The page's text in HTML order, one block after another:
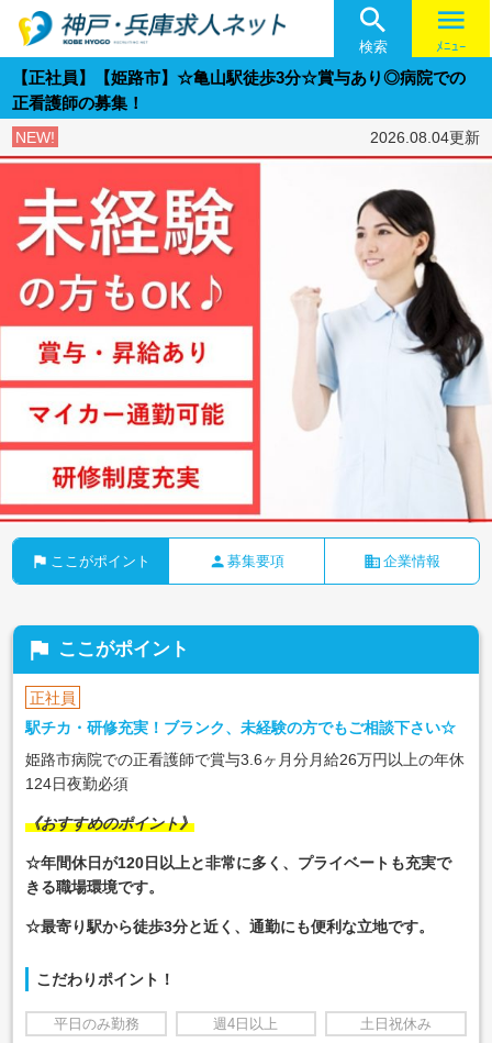

検索
menu
ﾒﾆｭｰ
【正社員】【姫路市】☆亀山駅徒歩3分☆賞与あり◎病院での
正看護師の募集！
NEW! 2026.08.04更新
flag ここがポイント person 募集要項 business 企業情報
flag ここがポイント
正社員
駅チカ・研修充実！ブランク、未経験の方でもご相談下さい☆
姫路市病院での正看護師で賞与3.6ヶ月分月給26万円以上の年休
124日夜勤必須
《おすすめのポイント》
☆年間休日が120日以上と非常に多く、プライベートも充実で
きる職場環境です。
☆最寄り駅から徒歩3分と近く、通勤にも便利な立地です。
こだわりポイント！
平日のみ勤務 週4日以上 土日祝休み